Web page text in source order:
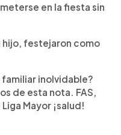
en la fiesta sin
hijo, festejaron como
inolvidable?
de esta nota. FAS,
Mayor ¡salud!